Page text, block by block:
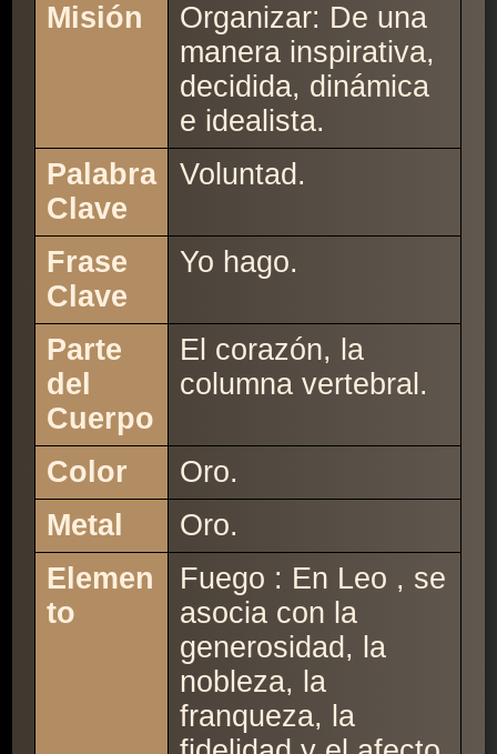
Misión
Organizar: De una
manera inspirativa,
decidida, dinámica
e idealista.
Palabra
Clave
Voluntad.
Frase
Clave
Yo hago.
Parte
del
Cuerpo
El corazón, la
columna vertebral.
Color
Oro.
Metal
Oro.
Elemen
to
Fuego : En Leo , se
asocia con la
generosidad, la
nobleza, la
franqueza, la